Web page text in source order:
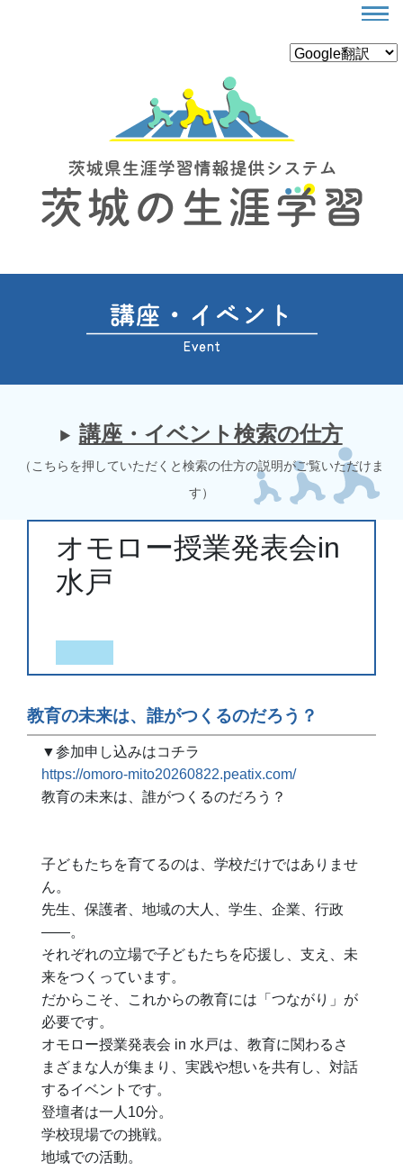
講座・イベント検索の仕方
（こちらを押していただくと検索の仕方の説明がご覧いただけま
す）
オモロー授業発表会in
水戸
教育の未来は、誰がつくるのだろう？
▼参加申し込みはコチラ
https://omoro-mito20260822.peatix.com/
教育の未来は、誰がつくるのだろう？
子どもたちを育てるのは、学校だけではありませ
ん。
先生、保護者、地域の大人、学生、企業、行政
――。
それぞれの立場で子どもたちを応援し、支え、未
来をつくっています。
だからこそ、これからの教育には「つながり」が
必要です。
オモロー授業発表会 in 水戸は、教育に関わるさ
まざまな人が集まり、実践や想いを共有し、対話
するイベントです。
登壇者は一人10分。
学校現場での挑戦。
地域での活動。